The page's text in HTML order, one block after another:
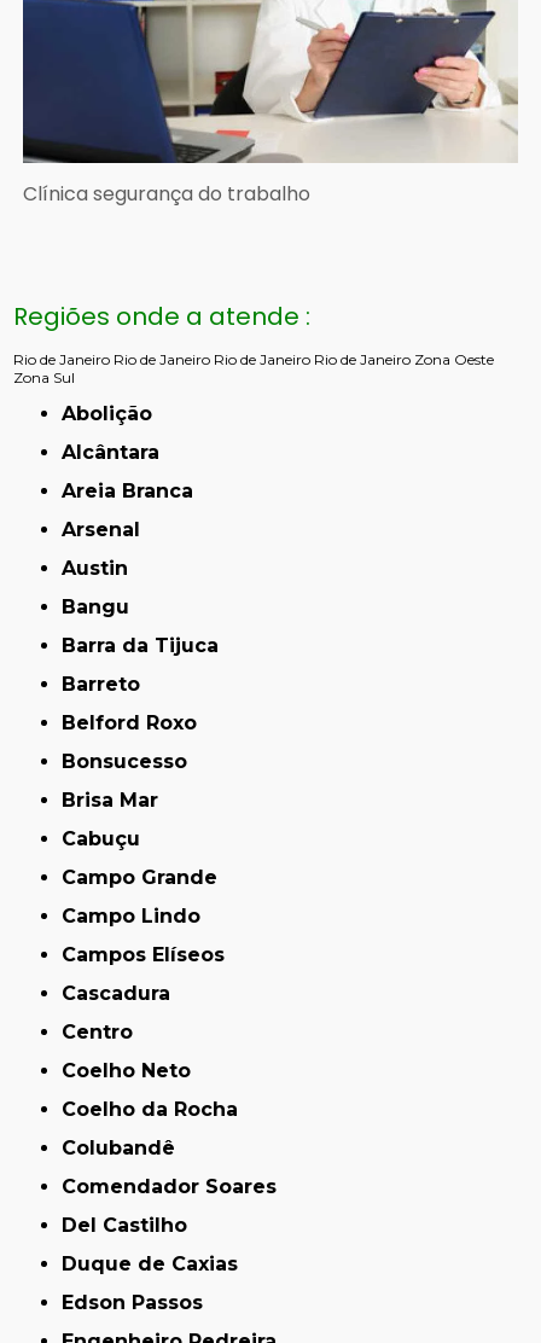
Clínica segurança do trabalho
Regiões onde a atende :
Rio de Janeiro Rio de Janeiro Rio de Janeiro Rio de Janeiro Zona Oeste
Zona Sul
Abolição
Alcântara
Areia Branca
Arsenal
Austin
Bangu
Barra da Tijuca
Barreto
Belford Roxo
Bonsucesso
Brisa Mar
Cabuçu
Campo Grande
Campo Lindo
Campos Elíseos
Cascadura
Centro
Coelho Neto
Coelho da Rocha
Colubandê
Comendador Soares
Del Castilho
Duque de Caxias
Edson Passos